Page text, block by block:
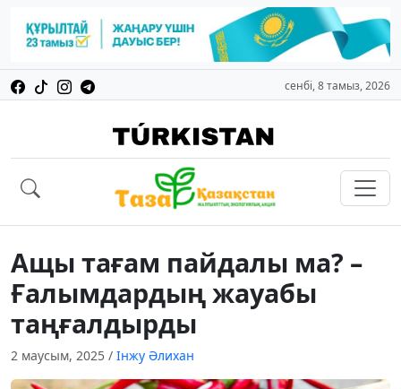
сенбі, 8 тамыз, 2026
Ащы тағам пайдалы ма? –
Ғалымдардың жауабы
таңғалдырды
2 маусым, 2025 / Інжу Әлихан